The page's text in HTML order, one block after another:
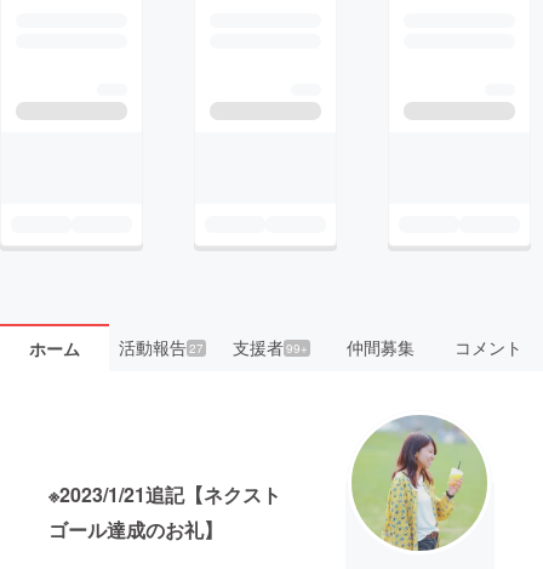
ホーム 活動報告27 支援者99+ 仲間募集 コメント
※2023/1/21追記【ネクスト
ゴール達成のお礼】